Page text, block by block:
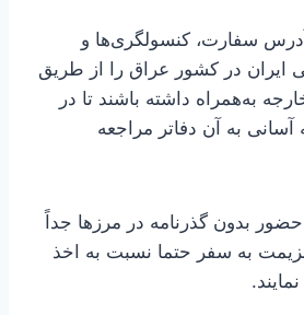
سفارت، کنسولگری‌ها و
ایران در کشور عراق را از طریق
به‌همراه داشته باشند تا در
آسانی به آن دفاتر مراجعه
حضور بدون گذرنامه در مرزها جداً
به سفر حتما نسبت به اخذ